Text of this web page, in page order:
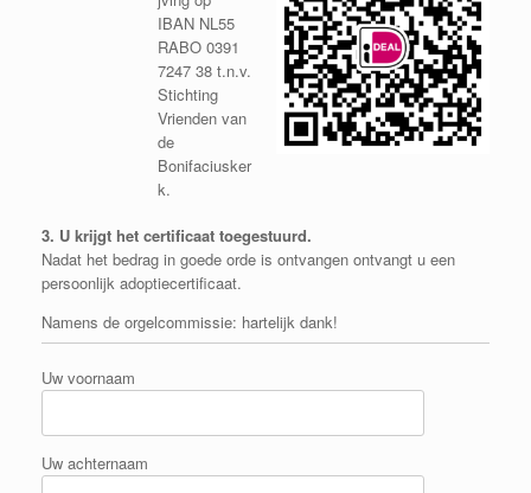
IBAN NL55
RABO 0391
7247 38 t.n.v.
Stichting
Vrienden van
de
Bonifaciusker
k.
3. U krijgt het certificaat toegestuurd.
Nadat het bedrag in goede orde is ontvangen ontvangt u een
persoonlijk adoptiecertificaat.
Namens de orgelcommissie: hartelijk dank!
Uw voornaam
Uw achternaam